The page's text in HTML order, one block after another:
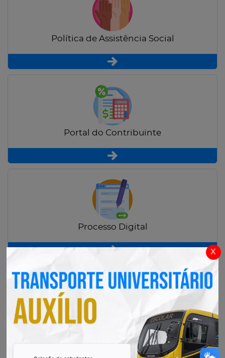
x
Política de Assistência Social
Portal do Contribuinte
Processo Digital
Radar Transparência Pública